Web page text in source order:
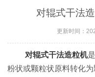
对辊式干法
更新时间：
对辊式干法造粒机
粉状或颗粒状原料转化